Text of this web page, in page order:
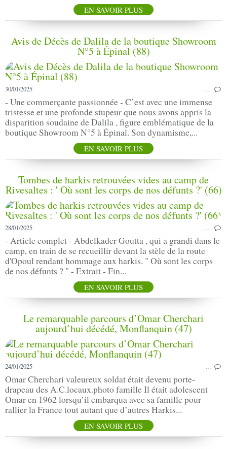
EN SAVOIR PLUS
Avis de Décès de Dalila de la boutique Showroom
N°5 à Épinal (88)
30/01/2025 …
- Une commerçante passionnée - C’est avec une immense
tristesse et une profonde stupeur que nous avons appris la
disparition soudaine de Dalila , figure emblématique de la
boutique Showroom N°5 à Épinal. Son dynamisme,...
EN SAVOIR PLUS
Tombes de harkis retrouvées vides au camp de
Rivesaltes : ' Où sont les corps de nos défunts ?' (66)
28/01/2025 …
- Article complet - Abdelkader Goutta , qui a grandi dans le
camp, en train de se recueillir devant la stèle de la route
d'Opoul rendant hommage aux harkis. " Où sont les corps
de nos défunts ? " - Extrait - Fin...
EN SAVOIR PLUS
Le remarquable parcours d’Omar Cherchari
aujourd’hui décédé, Monflanquin (47)
24/01/2025 …
Omar Cherchari valeureux soldat était devenu porte-
drapeau des A.C.locaux.photo famille Il était adolescent
Omar en 1962 lorsqu’il embarqua avec sa famille pour
rallier la France tout autant que d’autres Harkis...
EN SAVOIR PLUS